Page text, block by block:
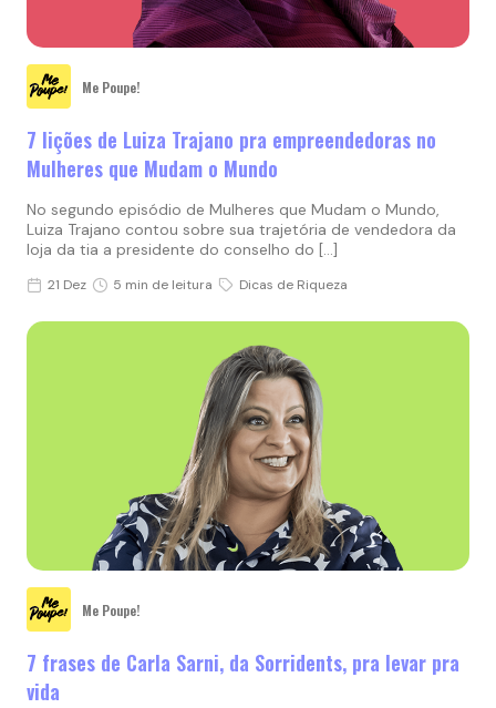
Me Poupe!
7 lições de Luiza Trajano pra empreendedoras no
Mulheres que Mudam o Mundo
No segundo episódio de Mulheres que Mudam o Mundo,
Luiza Trajano contou sobre sua trajetória de vendedora da
loja da tia a presidente do conselho do […]
21 Dez 5 min de leitura Dicas de Riqueza
Me Poupe!
7 frases de Carla Sarni, da Sorridents, pra levar pra
vida